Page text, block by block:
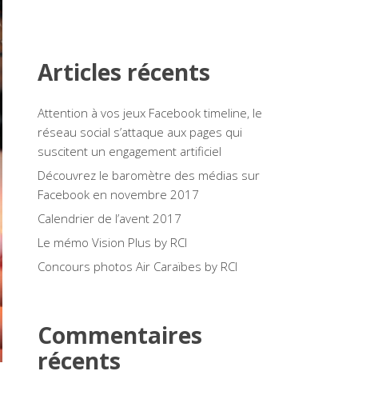
Articles récents
Attention à vos jeux Facebook timeline, le
réseau social s’attaque aux pages qui
suscitent un engagement artificiel
Découvrez le baromètre des médias sur
Facebook en novembre 2017
Calendrier de l’avent 2017
Le mémo Vision Plus by RCI
Concours photos Air Caraïbes by RCI
Commentaires
récents